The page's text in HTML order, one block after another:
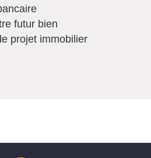
futur bien
projet immobilier